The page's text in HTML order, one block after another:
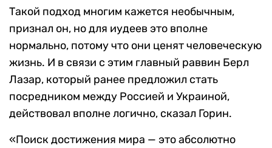
Такой подход многим кажется необычным,
признал он, но для иудеев это вполне
нормально, потому что они ценят человеческую
жизнь. И в связи с этим главный раввин Берл
Лазар, который ранее предложил стать
посредником между Россией и Украиной,
действовал вполне логично, сказал Горин.
«Поиск достижения мира — это абсолютно